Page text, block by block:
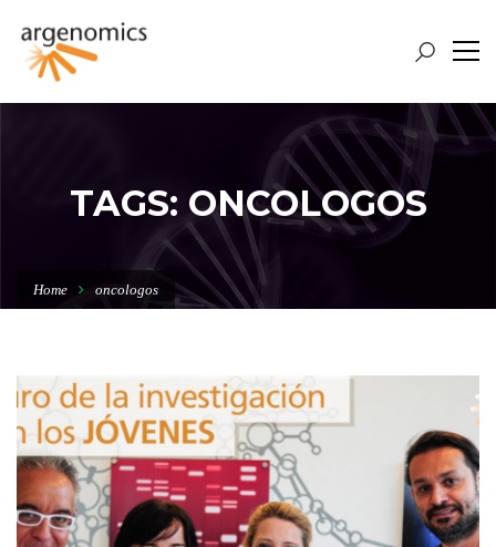
TAGS: ONCOLOGOS
Home oncologos